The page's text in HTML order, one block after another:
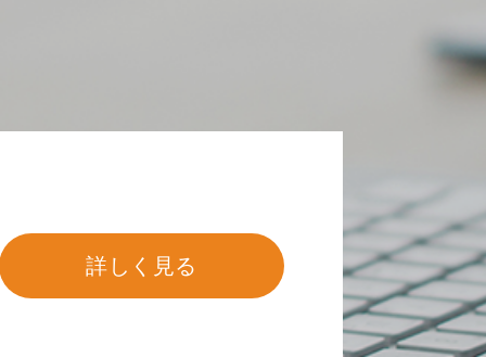
詳しく見る